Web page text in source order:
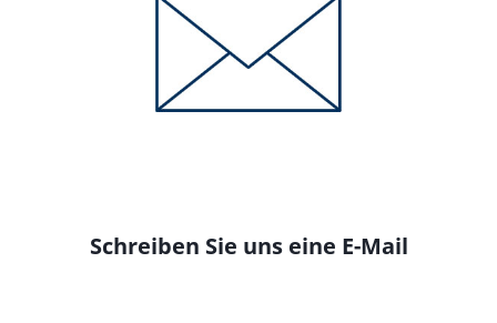
Schreiben Sie uns eine E-Mail